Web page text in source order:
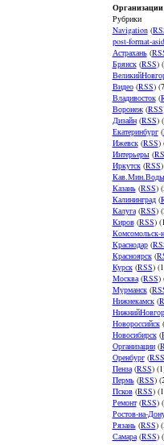
Рубрики
Navigation(
post-format-
Астрахань(
Брянск(RSS)
Видео(RSS)
Владивосток(
Воронеж(RSS
Дизайн(RSS)
Екатеринбург(
Ижевск(RSS)
Интерьеры(
Иркутск(RSS
Кав.Мин.Воды
Казань(RSS)
Калининград(
Калуга(RSS)
Киров(RSS)
Комсомольск-
Краснодар(
Красноярск(
Курск(RSS)
Москва(RSS)
Мурманск(
Нижнекамск(
Новороссийск(
Новосибирск(
Организации(
Оренбург(RSS
Пенза(RSS)
Пермь(RSS)
Псков(RSS)
Ремонт(RSS)
Ростов-на-
Рязань(RSS)
Самара(RSS)